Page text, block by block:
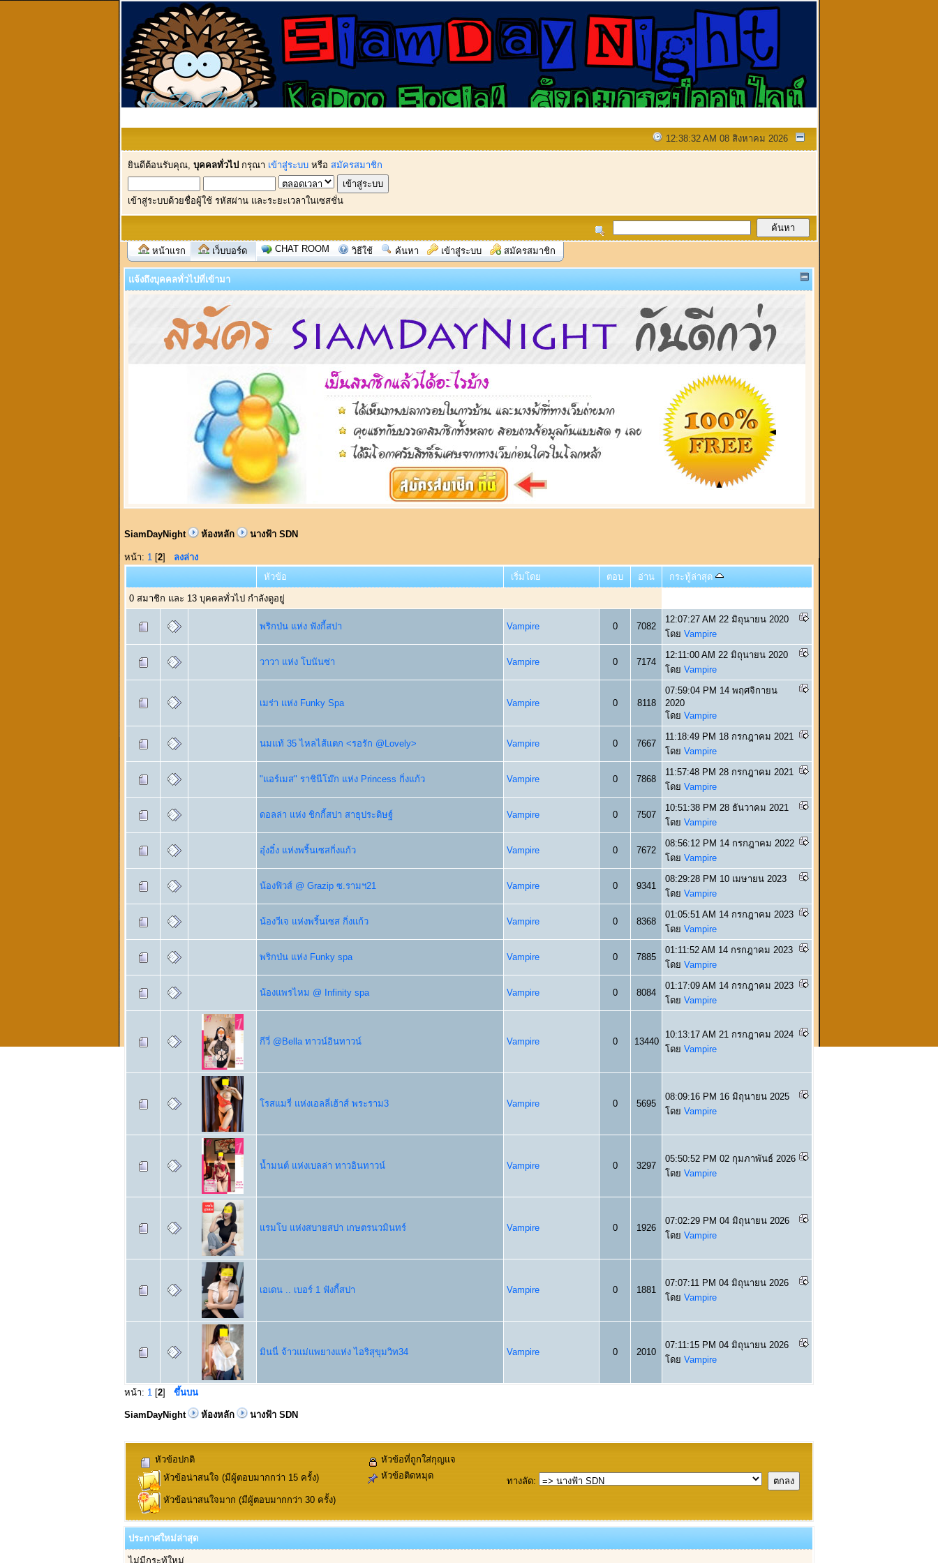
12:38:32 AM 08 สิงหาคม 2026
ยินดีต้อนรับคุณ, บุคคลทั่วไป กรุณา เข้าสู่ระบบ หรือ สมัครสมาชิก
เข้าสู่ระบบด้วยชื่อผู้ใช้ รหัสผ่าน และระยะเวลาในเซสชั่น
หน้าแรก เว็บบอร์ด CHAT ROOM วิธีใช้ ค้นหา เข้าสู่ระบบ สมัครสมาชิก
แจ้งถึงบุคคลทั่วไปที่เข้ามา
SiamDayNight ห้องหลัก นางฟ้า SDN
หน้า: 1 [2] ลงล่าง
หัวข้อ
เริ่มโดย ตอบ อ่าน กระทู้ล่าสุด
0 สมาชิก และ 13 บุคคลทั่วไป กำลังดูอยู่
พริกป่น แห่ง ฟังกี้สปา Vampire 0 7082
12:07:27 AM 22 มิถุนายน 2020
โดย Vampire
วาวา แห่ง โบนันซ่า Vampire 0 7174
12:11:00 AM 22 มิถุนายน 2020
โดย Vampire
เมร่า แห่ง Funky Spa Vampire 0 8118
07:59:04 PM 14 พฤศจิกายน
2020
โดย Vampire
นมแท้ 35 ไหลไส้แตก <รอรัก @Lovely> Vampire 0 7667
11:18:49 PM 18 กรกฎาคม 2021
โดย Vampire
"แอร์เมส" ราชินีโม๊ก แห่ง Princess กิ่งแก้ว Vampire 0 7868
11:57:48 PM 28 กรกฎาคม 2021
โดย Vampire
ดอลล่า แห่ง ชิกกี้สปา สาธุประดิษฐ์ Vampire 0 7507
10:51:38 PM 28 ธันวาคม 2021
โดย Vampire
อุ๋งอิ๋ง แห่งพริ้นเซสกิ่งแก้ว Vampire 0 7672
08:56:12 PM 14 กรกฎาคม 2022
โดย Vampire
น้องฟิวส์ @ Grazip ซ.รามฯ21 Vampire 0 9341
08:29:28 PM 10 เมษายน 2023
โดย Vampire
น้องวีเจ แห่งพริ้นเซส กิ่งแก้ว Vampire 0 8368
01:05:51 AM 14 กรกฎาคม 2023
โดย Vampire
พริกป่น แห่ง Funky spa Vampire 0 7885
01:11:52 AM 14 กรกฎาคม 2023
โดย Vampire
น้องแพรไหม @ Infinity spa Vampire 0 8084
01:17:09 AM 14 กรกฎาคม 2023
โดย Vampire
กีวี่ @Bella ทาวน์อินทาวน์ Vampire 0 13440
10:13:17 AM 21 กรกฎาคม 2024
โดย Vampire
โรสแมรี่ แห่งเอลลี่เฮ้าส์ พระราม3 Vampire 0 5695
08:09:16 PM 16 มิถุนายน 2025
โดย Vampire
น้ำมนต์ แห่งเบลล่า ทาวอินทาวน์ Vampire 0 3297
05:50:52 PM 02 กุมภาพันธ์ 2026
โดย Vampire
แรมโบ แห่งสบายสปา เกษตรนวมินทร์ Vampire 0 1926
07:02:29 PM 04 มิถุนายน 2026
โดย Vampire
เอเดน .. เบอร์ 1 ฟังกี้สปา Vampire 0 1881
07:07:11 PM 04 มิถุนายน 2026
โดย Vampire
มินนี่ จ้าวแม่แพยางแห่ง ไอริสุขุมวิท34 Vampire 0 2010
07:11:15 PM 04 มิถุนายน 2026
โดย Vampire
หน้า: 1 [2] ขึ้นบน
SiamDayNight ห้องหลัก นางฟ้า SDN
หัวข้อปกติ
หัวข้อน่าสนใจ (มีผู้ตอบมากกว่า 15 ครั้ง)
หัวข้อน่าสนใจมาก (มีผู้ตอบมากกว่า 30 ครั้ง)
หัวข้อที่ถูกใส่กุญแจ
หัวข้อติดหมุด
ทางลัด:
ประกาศใหม่ล่าสุด
ไม่มีกระทู้ใหม่